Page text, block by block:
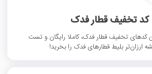
کد تخفیف قطار فدک
کدهای تخفیف قطار فدک، کاملا رایگان و تست
ارزان‌تر بلیط قطارهای فدک را بخرید!